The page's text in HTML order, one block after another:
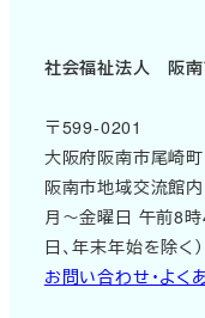
社会福祉法人 阪南
〒599-0201
大阪府阪南市尾崎
阪南市地域交流館内
月～金曜日 午前8時
日、年末年始を除く）
お問い合わせ・よく